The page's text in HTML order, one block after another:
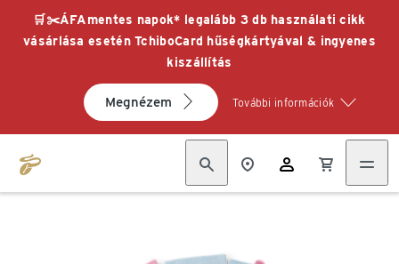
🛒✂️ÁFAmentes napok* legalább 3 db használati cikk
vásárlása esetén TchiboCard hűségkártyával & ingyenes
kiszállítás
Megnézem További információk